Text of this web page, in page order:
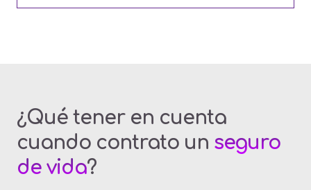
¿Qué tener en cuenta
cuando contrato un seguro
de vida?